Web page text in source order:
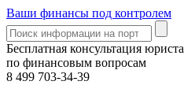
Ваши финансы под контролем
Бесплатная консультация юриста
по финансовым вопросам
8 499 703-34-39